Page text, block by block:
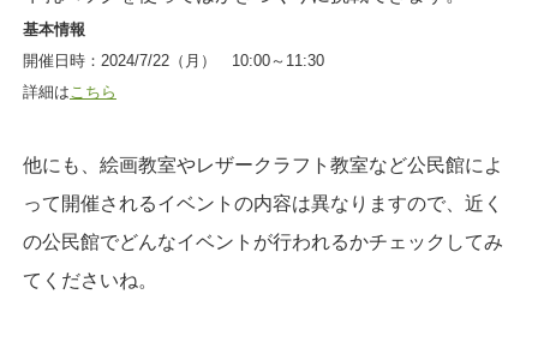
基本情報
開催日時：2024/7/22（月） 10:00～11:30
詳細はこちら
他にも、絵画教室やレザークラフト教室など公民館によ
って開催されるイベントの内容は異なりますので、近く
の公民館でどんなイベントが行われるかチェックしてみ
てくださいね。